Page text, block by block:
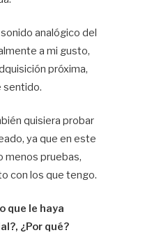
analógico del
a mi gusto,
próxima,
sentido.
quisiera probar
ya que en este
menos pruebas,
con los que tengo.
que le haya
¿Por qué?